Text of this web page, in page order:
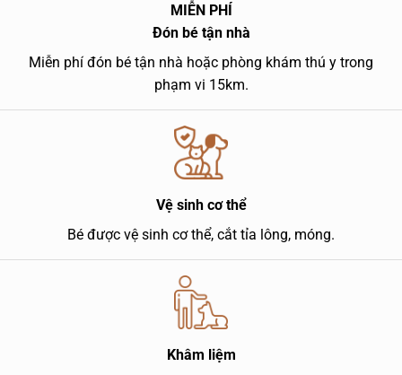
MIỄN PHÍ
Đón bé tận nhà
Miễn phí đón bé tận nhà hoặc phòng khám thú y trong
phạm vi 15km.
Vệ sinh cơ thể
Bé được vệ sinh cơ thể, cắt tỉa lông, móng.
Khâm liệm